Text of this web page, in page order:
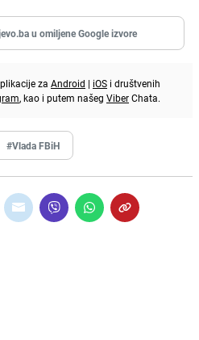
u omiljene Google izvore
za Android | iOS i društvenih
, kao i putem našeg ViberChata.
#Vlada FBiH